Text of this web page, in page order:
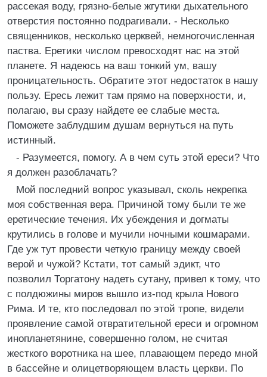
рассекая воду, грязно-белые жгутики дыхательного
отверстия постоянно подрагивали. - Несколько
священников, несколько церквей, немногочисленная
паства. Еретики числом превосходят нас на этой
планете. Я надеюсь на ваш тонкий ум, вашу
проницательность. Обратите этот недостаток в нашу
пользу. Ересь лежит там прямо на поверхности, и,
полагаю, вы сразу найдете ее слабые места.
Поможете заблудшим душам вернуться на путь
истинный.
- Разумеется, помогу. А в чем суть этой ереси? Что
я должен разоблачать?
Мой последний вопрос указывал, сколь некрепка
моя собственная вера. Причиной тому были те же
еретические течения. Их убеждения и догматы
крутились в голове и мучили ночными кошмарами.
Где уж тут провести четкую границу между своей
верой и чужой? Кстати, тот самый эдикт, что
позволил Торгатону надеть сутану, привел к тому, что
с полдюжины миров вышло из-под крыла Нового
Рима. И те, кто последовал по этой тропе, видели
проявление самой отвратительной ереси и огромном
инопланетянине, совершенно голом, не считая
жесткого воротника на шее, плавающем передо мной
в бассейне и олицетворяющем власть церкви. По